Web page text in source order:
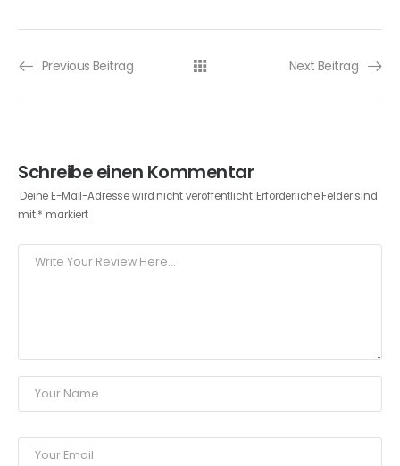
Previous Beitrag Next Beitrag
Schreibe einen Kommentar
Deine E-Mail-Adresse wird nicht veröffentlicht. Erforderliche Felder sind
mit* markiert